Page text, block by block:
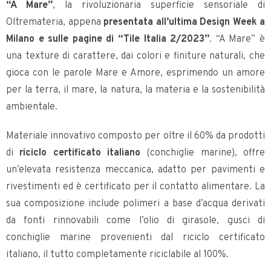
“A Mare”, la rivoluzionaria superficie sensoriale di
Oltremateria, appena presentata all’ultima Design Week a
Milano e sulle pagine di “Tile Italia 2/2023”. “A Mare” è
una texture di carattere, dai colori e finiture naturali, che
gioca con le parole Mare e Amore, esprimendo un amore
per la terra, il mare, la natura, la materia e la sostenibilità
ambientale​.
Materiale innovativo composto per oltre il 60% da prodotti
di riciclo certificato italiano (conchiglie marine), offre
un’elevata resistenza meccanica, adatto per pavimenti e
rivestimenti ed è certificato per il contatto alimentare. La
sua composizione include polimeri a base d’acqua derivati
da fonti rinnovabili come l’olio di girasole, gusci di
conchiglie marine provenienti dal riciclo certificato
italiano, il tutto completamente riciclabile​​ al 100%.